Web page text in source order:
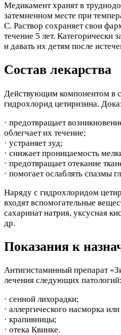
Медикамент хранят в
затемненном месте при
C. Раствор сохраняет свои
течение 5 лет. Категорически
и давать их детям после
Состав лекарства
Действующим компонентом в
гидрохлорид цетиризина.
· предотвращает
облегчает их течение;
· устраняет зуд;
· снижает проницаемость
· предотвращает отекание
· помогает ослаблять спазмы
Наряду с гидрохлоридом
входят вспомогательные
сахаринат натрия, уксусная
др.
Показания к
Антигистаминный препарат
лечения следующих патологий:
· сенной лихорадки;
· аллергического насморка
· крапивницы;
· отека Квинке.